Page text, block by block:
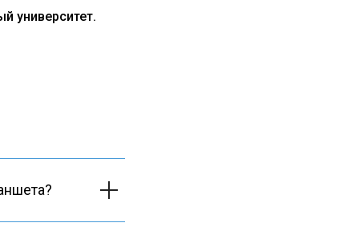
университет.